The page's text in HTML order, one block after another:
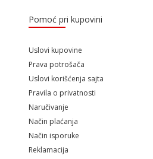
Pomoć pri kupovini
Uslovi kupovine
Prava potrošača
Uslovi korišćenja sajta
Pravila o privatnosti
Naručivanje
Način plaćanja
Način isporuke
Reklamacija